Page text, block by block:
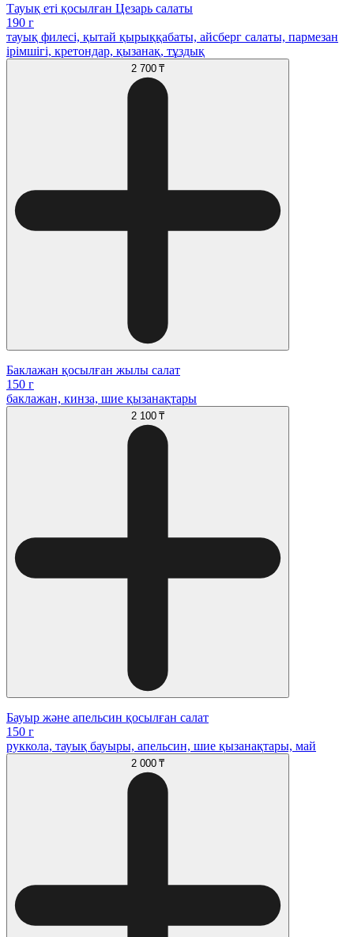
Тауық еті қосылған Цезарь салаты
190 г
тауық филесі, қытай қырыққабаты, айсберг салаты, пармезан
ірімшігі, кретондар, қызанақ, тұздық
2 700 ₸
Баклажан қосылған жылы салат
150 г
баклажан, кинза, шие қызанақтары
2 100 ₸
Бауыр және апельсин қосылған салат
150 г
руккола, тауық бауыры, апельсин, шие қызанақтары, май
2 000 ₸